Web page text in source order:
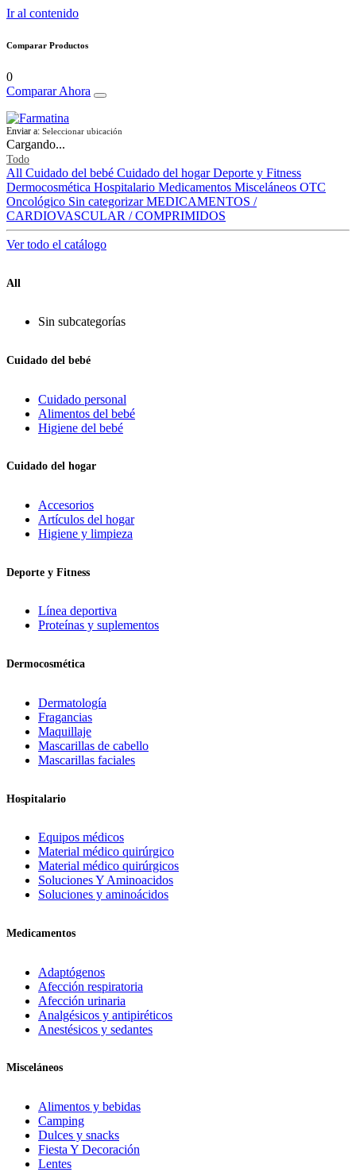
Ir al contenido
Comparar Productos
0
Comparar Ahora
Enviar a: Seleccionar ubicación
Cargando...
Todo
All Cuidado del bebé Cuidado del hogar Deporte y Fitness
Dermocosmética Hospitalario Medicamentos Misceláneos OTC
Oncológico Sin categorizar MEDICAMENTOS /
CARDIOVASCULAR / COMPRIMIDOS
Ver todo el catálogo
All
Sin subcategorías
Cuidado del bebé
Cuidado personal
Alimentos del bebé
Higiene del bebé
Cuidado del hogar
Accesorios
Artículos del hogar
Higiene y limpieza
Deporte y Fitness
Línea deportiva
Proteínas y suplementos
Dermocosmética
Dermatología
Fragancias
Maquillaje
Mascarillas de cabello
Mascarillas faciales
Hospitalario
Equipos médicos
Material médico quirúrgico
Material médico quirúrgicos
Soluciones Y Aminoacidos
Soluciones y aminoácidos
Medicamentos
Adaptógenos
Afección respiratoria
Afección urinaria
Analgésicos y antipiréticos
Anestésicos y sedantes
Misceláneos
Alimentos y bebidas
Camping
Dulces y snacks
Fiesta Y Decoración
Lentes